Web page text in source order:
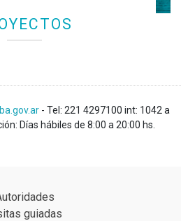
- Tel: 221 4297100 int: 1042 a
Días hábiles de 8:00 a 20:00 hs.
guiadas